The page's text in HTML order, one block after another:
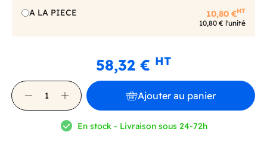
A LA PIECE 10,80 €HT
10,80 € l'unité
58,32 € HT
Ajouter au panier
En stock - Livraison sous 24-72h